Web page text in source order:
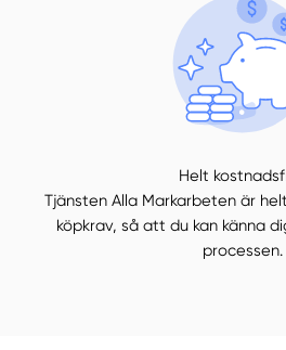
Helt
Tjänsten Alla Markarbeten är
köpkrav, så att du kan känna
processen.